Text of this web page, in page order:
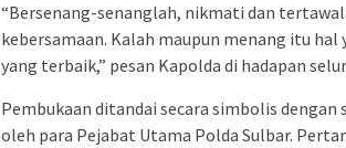
“Bersenang-senanglah, nikmati dan
kebersamaan. Kalah maupun menang itu
yang terbaik,” pesan Kapolda di hadapan
Pembukaan ditandai secara simbolis
oleh para Pejabat Utama Polda Sulbar.